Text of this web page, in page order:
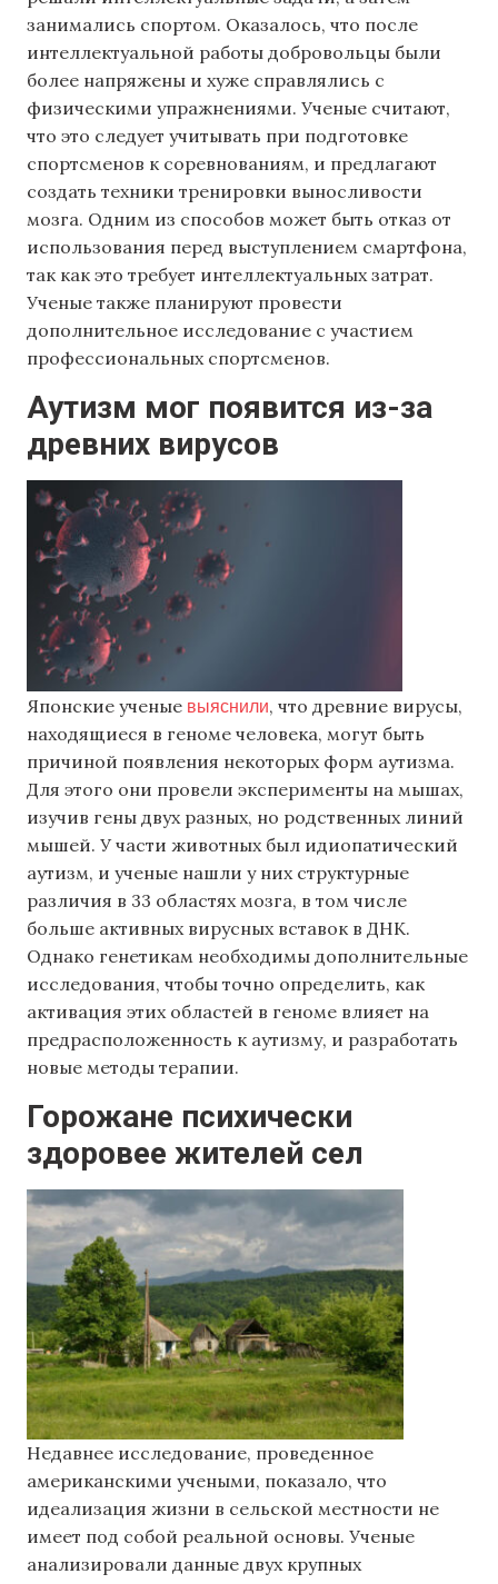
занимались спортом. Оказалось, что после
интеллектуальной работы добровольцы были
более напряжены и хуже справлялись с
физическими упражнениями. Ученые считают,
что это следует учитывать при подготовке
спортсменов к соревнованиям, и предлагают
создать техники тренировки выносливости
мозга. Одним из способов может быть отказ от
использования перед выступлением смартфона,
так как это требует интеллектуальных затрат.
Ученые также планируют провести
дополнительное исследование с участием
профессиональных спортсменов.
Аутизм мог появится из-за
древних вирусов
Японские ученые выяснили, что древние вирусы,
находящиеся в геноме человека, могут быть
причиной появления некоторых форм аутизма.
Для этого они провели эксперименты на мышах,
изучив гены двух разных, но родственных линий
мышей. У части животных был идиопатический
аутизм, и ученые нашли у них структурные
различия в 33 областях мозга, в том числе
больше активных вирусных вставок в ДНК.
Однако генетикам необходимы дополнительные
исследования, чтобы точно определить, как
активация этих областей в геноме влияет на
предрасположенность к аутизму, и разработать
новые методы терапии.
Горожане психически
здоровее жителей сел
Недавнее исследование, проведенное
американскими учеными, показало, что
идеализация жизни в сельской местности не
имеет под собой реальной основы. Ученые
анализировали данные двух крупных